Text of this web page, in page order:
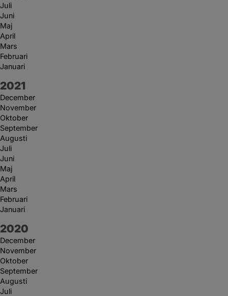
Juli
Juni
Maj
April
Mars
Februari
Januari
År:
2021
December
November
Oktober
September
Augusti
Juli
Juni
Maj
April
Mars
Februari
Januari
År:
2020
December
November
Oktober
September
Augusti
Juli